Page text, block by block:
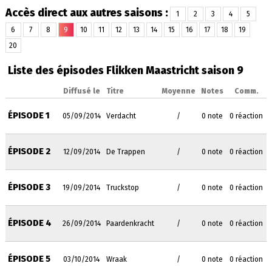
Accès direct aux autres saisons : 1 2 3 4
5
6
7 8 9 10 11 12 13 14 15 16 17 18
19
20
Liste des épisodes Flikken Maastricht saison 9
Diffusé le Titre Moyenne Notes Comm.
ÉPISODE 1 05/09/2014 Verdacht / 0 note 0 réaction
ÉPISODE 2 12/09/2014 De Trappen / 0 note 0 réaction
ÉPISODE 3 19/09/2014 Truckstop / 0 note 0 réaction
ÉPISODE 4 26/09/2014 Paardenkracht / 0 note 0 réaction
ÉPISODE 5 03/10/2014 Wraak / 0 note 0 réaction